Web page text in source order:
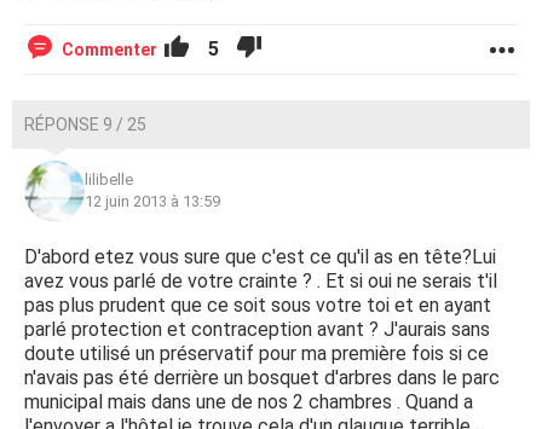
Commenter 5
RÉPONSE 9 / 25
lilibelle
12 juin 2013 à 13:59
D'abord etez vous sure que c'est ce qu'il as en tête?Lui
avez vous parlé de votre crainte ? . Et si oui ne serais t'il
pas plus prudent que ce soit sous votre toi et en ayant
parlé protection et contraception avant ? J'aurais sans
doute utilisé un préservatif pour ma première fois si ce
n'avais pas été derrière un bosquet d'arbres dans le parc
municipal mais dans une de nos 2 chambres . Quand a